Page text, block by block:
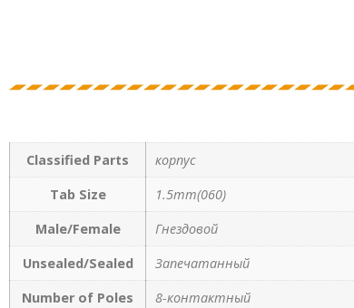
Classified Parts
корпус
Tab Size
1.5mm(060)
Male/Female
Гнездовой
Unsealed/Sealed
Запечатанный
Number of Poles
8-контактный